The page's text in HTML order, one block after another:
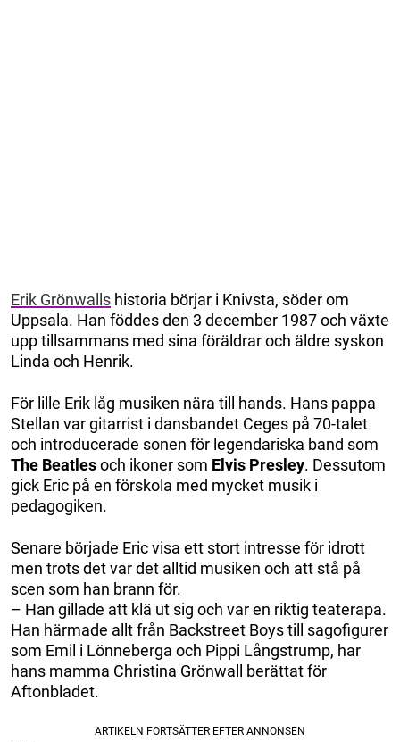
Erik Grönwalls historia börjar i Knivsta, söder om
Uppsala. Han föddes den 3 december 1987 och växte
upp tillsammans med sina föräldrar och äldre syskon
Linda och Henrik.
För lille Erik låg musiken nära till hands. Hans pappa
Stellan var gitarrist i dansbandet Ceges på 70-talet
och introducerade sonen för legendariska band som
The Beatlesoch ikoner som Elvis Presley. Dessutom
gick Eric på en förskola med mycket musik i
pedagogiken.
Senare började Eric visa ett stort intresse för idrott
men trots det var det alltid musiken och att stå på
scen som han brann för.
– Han gillade att klä ut sig och var en riktig teaterapa.
Han härmade allt från Backstreet Boys till sagofigurer
som Emil i Lönneberga och Pippi Långstrump, har
hans mamma Christina Grönwall berättat för
Aftonbladet.